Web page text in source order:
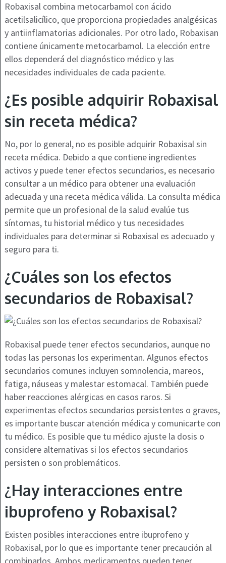
Robaxisal combina metocarbamol con ácido
acetilsalicílico, que proporciona propiedades analgésicas
y antiinflamatorias adicionales. Por otro lado, Robaxisan
contiene únicamente metocarbamol. La elección entre
ellos dependerá del diagnóstico médico y las
necesidades individuales de cada paciente.
¿Es posible adquirir Robaxisal
sin receta médica?
No, por lo general, no es posible adquirir Robaxisal sin
receta médica. Debido a que contiene ingredientes
activos y puede tener efectos secundarios, es necesario
consultar a un médico para obtener una evaluación
adecuada y una receta médica válida. La consulta médica
permite que un profesional de la salud evalúe tus
síntomas, tu historial médico y tus necesidades
individuales para determinar si Robaxisal es adecuado y
seguro para ti.
¿Cuáles son los efectos
secundarios de Robaxisal?
Robaxisal puede tener efectos secundarios, aunque no
todas las personas los experimentan. Algunos efectos
secundarios comunes incluyen somnolencia, mareos,
fatiga, náuseas y malestar estomacal. También puede
haber reacciones alérgicas en casos raros. Si
experimentas efectos secundarios persistentes o graves,
es importante buscar atención médica y comunicarte con
tu médico. Es posible que tu médico ajuste la dosis o
considere alternativas si los efectos secundarios
persisten o son problemáticos.
¿Hay interacciones entre
ibuprofeno y Robaxisal?
Existen posibles interacciones entre ibuprofeno y
Robaxisal, por lo que es importante tener precaución al